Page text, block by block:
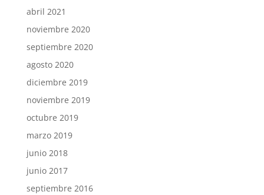
abril 2021
noviembre 2020
septiembre 2020
agosto 2020
diciembre 2019
noviembre 2019
octubre 2019
marzo 2019
junio 2018
junio 2017
septiembre 2016